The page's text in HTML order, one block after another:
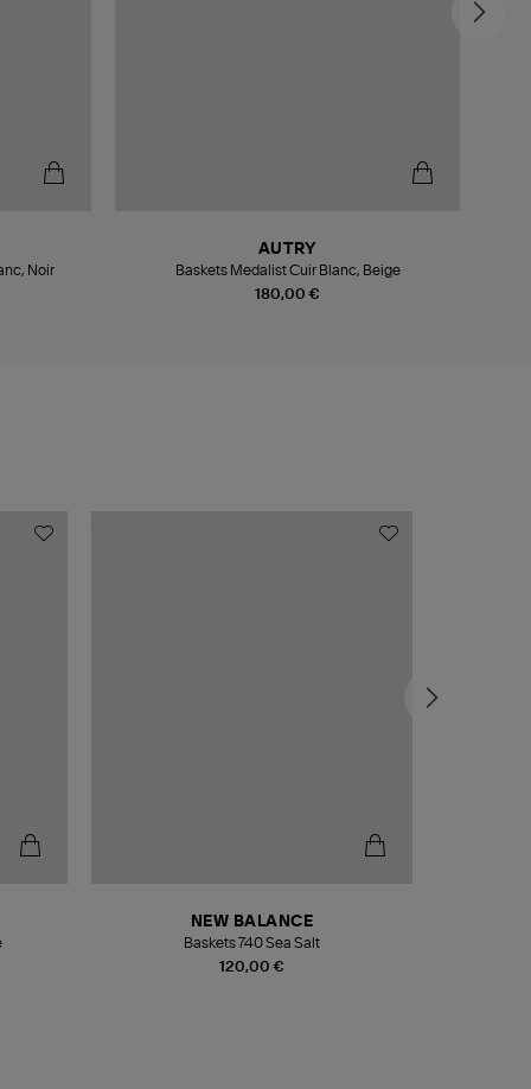
Noir
180,00 €
AUTRY
Baskets Medalist Cuir Blanc, Beige
120,00 €
NEW BALANCE
Baskets 740 Sea Salt